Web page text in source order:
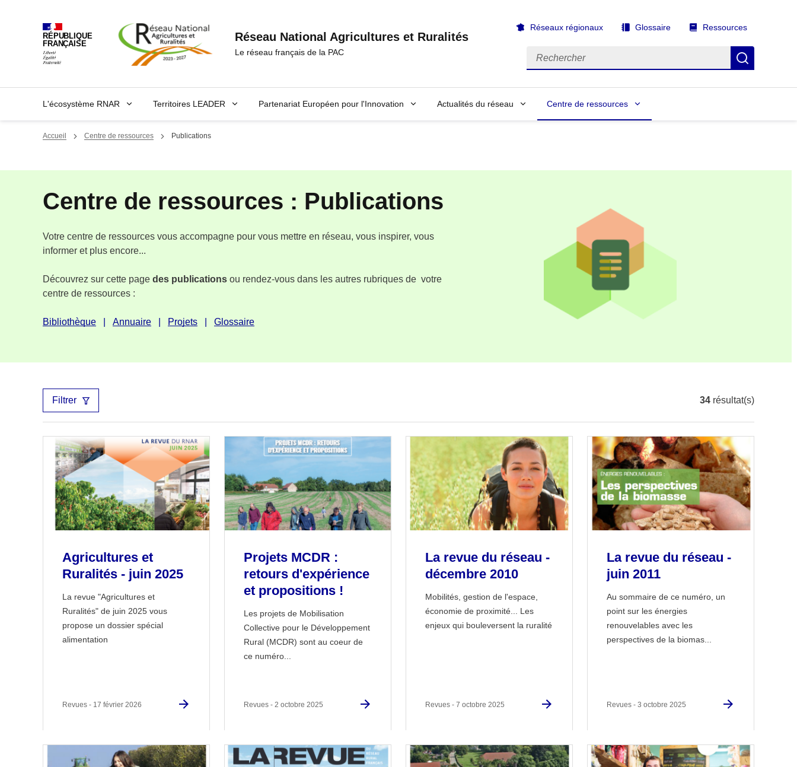
RÉPUBLIQUE
FRANÇAISE
Réseau National Agricultures et Ruralités
Le réseau français de la PAC
Réseaux régionaux Glossaire Ressources
Rechercher
L'écosystème RNAR Territoires LEADER Partenariat Européen pour l'Innovation Actualités du réseau Centre de ressources
Accueil Centre de ressources Publications
Centre de ressources : Publications
Votre centre de ressources vous accompagne pour vous mettre en réseau, vous inspirer, vous
informer et plus encore...
Découvrez sur cette page des publications ou rendez-vous dans les autres rubriques de votre
centre de ressources :
Bibliothèque Annuaire Projets Glossaire
Filtrer 34 résultat(s)
Agricultures et
Ruralités - juin 2025
La revue "Agricultures et
Ruralités" de juin 2025 vous
propose un dossier spécial
alimentation
Revues - 17 février 2026
Projets MCDR :
retours d'expérience
et propositions !
Les projets de Mobilisation
Collective pour le Développement
Rural (MCDR) sont au coeur de
ce numéro...
Revues - 2 octobre 2025
La revue du réseau -
décembre 2010
Mobilités, gestion de l'espace,
économie de proximité... Les
enjeux qui bouleversent la ruralité
Revues - 7 octobre 2025
La revue du réseau -
juin 2011
Au sommaire de ce numéro, un
point sur les énergies
renouvelables avec les
perspectives de la biomas...
Revues - 3 octobre 2025